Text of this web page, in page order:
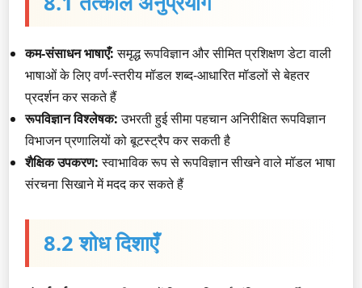
कम-संसाधन भाषाएँ:समृद्ध रूपविज्ञान और सीमित प्रशिक्षण डेटा वाली
भाषाओं के लिए वर्ण-स्तरीय मॉडल शब्द-आधारित मॉडलों से बेहतर
प्रदर्शन कर सकते हैं
रूपविज्ञान विश्लेषक:उभरती हुई सीमा पहचान अनिरीक्षित रूपविज्ञान
विभाजन प्रणालियों को बूटस्ट्रैप कर सकती है
शैक्षिक उपकरण:स्वाभाविक रूप से रूपविज्ञान सीखने वाले मॉडल भाषा
संरचना सिखाने में मदद कर सकते हैं
8.2 शोध दिशाएँ